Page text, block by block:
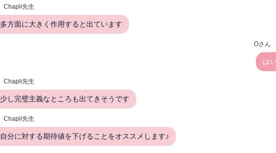
Chapli先生
多方面に大きく作用すると出ています
Oさん
はい
Chapli先生
少し完璧主義なところも出てきそうです
Chapli先生
自分に対する期待値を下げることをオススメします♪